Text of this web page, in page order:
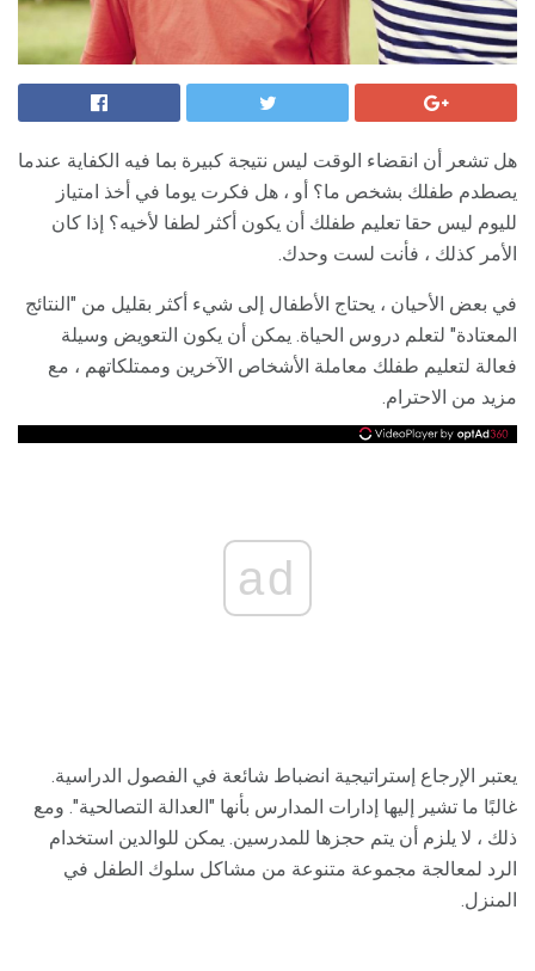
هل تشعر أن انقضاء الوقت ليس نتيجة كبيرة بما فيه الكفاية عندما
يصطدم طفلك بشخص ما؟ أو ، هل فكرت يوما في أخذ امتياز
لليوم ليس حقا تعليم طفلك أن يكون أكثر لطفا لأخيه؟ إذا كان
الأمر كذلك ، فأنت لست وحدك.
في بعض الأحيان ، يحتاج الأطفال إلى شيء أكثر بقليل من "النتائج
المعتادة" لتعلم دروس الحياة. يمكن أن يكون التعويض وسيلة
فعالة لتعليم طفلك معاملة الأشخاص الآخرين وممتلكاتهم ، مع
مزيد من الاحترام.
ad
يعتبر الإرجاع إستراتيجية انضباط شائعة في الفصول الدراسية.
غالبًا ما تشير إليها إدارات المدارس بأنها "العدالة التصالحية". ومع
ذلك ، لا يلزم أن يتم حجزها للمدرسين. يمكن للوالدين استخدام
الرد لمعالجة مجموعة متنوعة من مشاكل سلوك الطفل في
المنزل.